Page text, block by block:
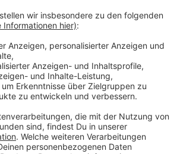
TOMTOM gemessen hat
Verkehrsservice mit
Blitzer, Baustellen und anderen
der
Düsseldorf